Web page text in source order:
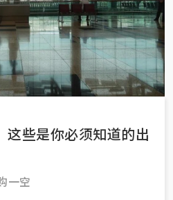
些是你必须知道的出
一空